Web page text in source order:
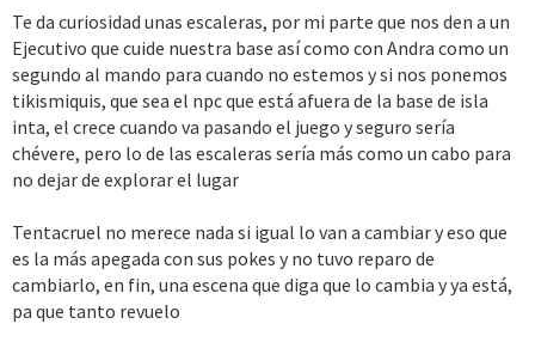
-REY UNOWN. Es patético y el guillotina se nota que es
espectáculo, yo le daría un upgrade a 10 a todas sus stats, o al
menos en ataque y salud para superar los PS de arceus y tener
más ataque que Mega Rayquaza que pega bastante con su
jerarquía.
-Con los mons antiguos a diferencia de lo que leo los veo muy
genial si cambiaras Shuriken de Agua a físico. Seamos sinceros,
un buen Greninja siempre va a llevar otro movimiento, con todo lo
que tiene y sumado a la mega de leyendas AZ que le meterás
creo que puede sobrevivir sin ese movimiento. Taaban es un mon
la gruta más allá de la Cueva Helada lo vería. Otros casos sería
meter pokes en las cámaras que se abren con el terremoto como
Golurk, Cacturne, Maractus, pokemon de ese perfil que los usas
más por que te gusten que por valor competitivo, seguir
actualizando los encuentros.
-Sumado a lo anterior, aún nos quedan dos gimnasios en Sevii sin
descubrir. No sé si planeaste algo ya, pero en la etapa de la Neo
tiempo también en las islas, quizás ver como Isla Inta tmb cambió
con el tiempo y que el prota se ponga nostálgico. Otro sitio sería
la torre batalla, que lo vería lugar para un líder. No creo que sea
muy determinante para los levels del DLC, siempre llego justo al
Te da curiosidad unas escaleras, por mi parte que nos den a un
Ejecutivo que cuide nuestra base así como con Andra como un
segundo al mando para cuando no estemos y si nos ponemos
tikismiquis, que sea el npc que está afuera de la base de isla
inta, el crece cuando va pasando el juego y seguro sería
chévere, pero lo de las escaleras sería más como un cabo para
no dejar de explorar el lugar
Tentacruel no merece nada si igual lo van a cambiar y eso que
es la más apegada con sus pokes y no tuvo reparo de
cambiarlo, en fin, una escena que diga que lo cambia y ya está,
pa que tanto revuelo